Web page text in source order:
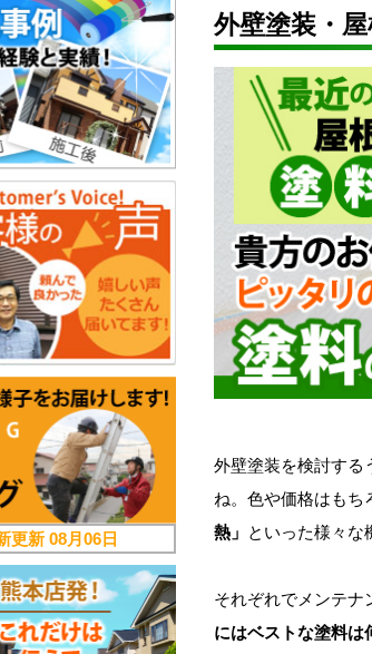
外壁塗装・
外壁塗装を検討する
ね。色や価格はもち
熱」 といった様々な
それぞれでメンテナ
にはベストな塗料は
更新08月06日